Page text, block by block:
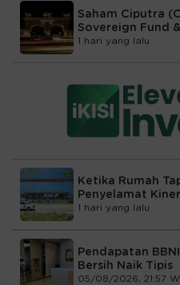
Saham Ciputra
Sovereign Fund
1 hari yang lalu
Ketika Rumah
Penyelamat
1 hari yang lalu
Pendapatan
Bersih Naik Tipis
05/08/2026, 21:57